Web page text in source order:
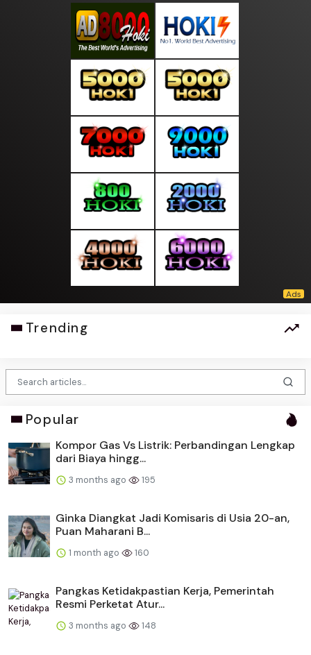
Trending
Popular
Kompor Gas Vs Listrik: Perbandingan Lengkap
dari Biaya hingg...
3 months ago 195
Ginka Diangkat Jadi Komisaris di Usia 20-an,
Puan Maharani B...
1 month ago 160
Pangkas Ketidakpastian Kerja, Pemerintah
Resmi Perketat Atur...
3 months ago 148